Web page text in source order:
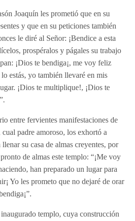
Joaquín les prometió que en su
y que en su peticiones también
le diré al Señor: ¡Bendice a esta
prospéralos y págales su trabajo
¡Dios te bendiga¡, me voy feliz
estás, yo también llevaré en mis
¡Dios te multiplique!, ¡Dios te
entre fervientes manifestaciones de
padre amoroso, los exhortó a
su casa de almas creyentes, por
de almas este templo: “¡Me voy
han preparado un lugar para
Yo les prometo que no dejaré de orar
templo, cuya construcción